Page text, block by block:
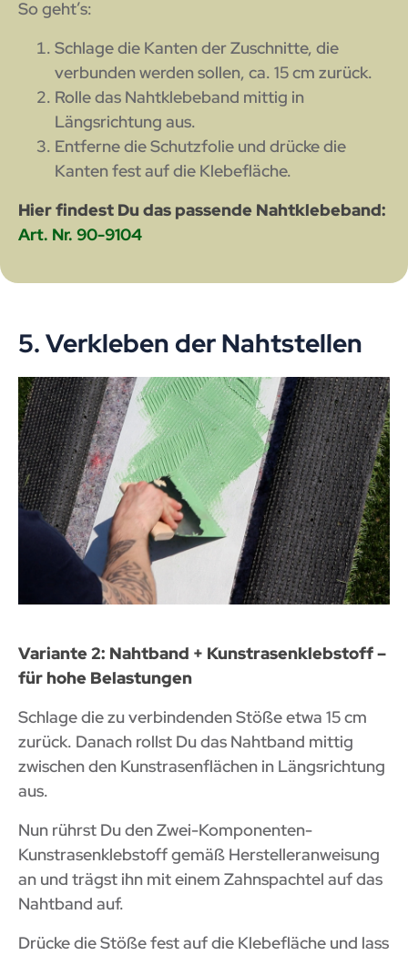
So geht’s:
Schlage die Kanten der Zuschnitte, die
verbunden werden sollen, ca. 15 cm zurück.
Rolle das Nahtklebeband mittig in
Längsrichtung aus.
Entferne die Schutzfolie und drücke die
Kanten fest auf die Klebefläche.
Hier findest Du das passende Nahtklebeband:
Art. Nr. 90-9104
5. Verkleben der Nahtstellen
Variante 2: Nahtband + Kunstrasenklebstoff –
für hohe Belastungen
Schlage die zu verbindenden Stöße etwa 15 cm
zurück. Danach rollst Du das Nahtband mittig
zwischen den Kunstrasenflächen in Längsrichtung
aus.
Nun rührst Du den Zwei-Komponenten-
Kunstrasenklebstoff gemäß Herstelleranweisung
an und trägst ihn mit einem Zahnspachtel auf das
Nahtband auf.
Drücke die Stöße fest auf die Klebefläche und lass